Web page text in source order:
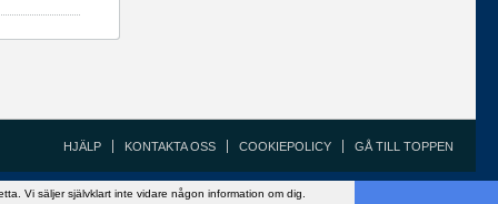
Vi säljer självklart inte vidare någon information om dig.
HJÄLP KONTAKTA OSS COOKIEPOLICY GÅ TILL TOPPEN
Copyright ©2002 - 2021, FiskeSnack.com. Grundad 2002 av Anders Bergman.